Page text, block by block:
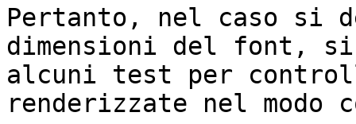
Pertanto, nel caso si
dimensioni del font,
alcuni test per
renderizzate nel